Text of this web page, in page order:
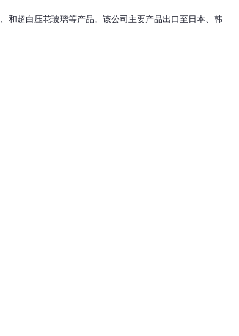
和超白压花玻璃等产品。该公司主要产品出口至日本、韩